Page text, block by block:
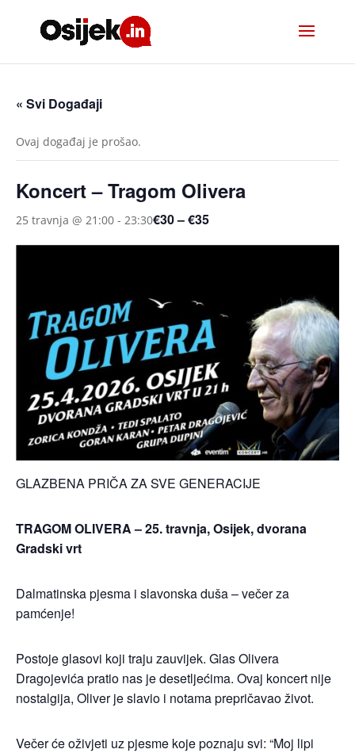
« Svi Događaji
Ovaj događaj je prošao.
Koncert – Tragom Olivera
25 travnja @ 21:00 - 23:30€30 – €35
GLAZBENA PRIČA ZA SVE GENERACIJE
TRAGOM OLIVERA – 25. travnja, Osijek, dvorana
Gradski vrt
Dalmatinska pjesma i slavonska duša – večer za
pamćenje!
Postoje glasovi koji traju zauvijek. Glas Olivera
Dragojevića pratio nas je desetljećima. Ovaj koncert nije
nostalgija, Oliver je slavio i notama prepričavao život.
Večer će oživjeti uz pjesme koje poznaju svi: “Moj lipi